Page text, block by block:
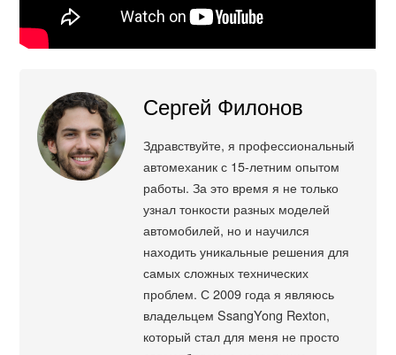
Сергей Филонов
Здравствуйте, я профессиональный
автомеханик с 15-летним опытом
работы. За это время я не только
узнал тонкости разных моделей
автомобилей, но и научился
находить уникальные решения для
самых сложных технических
проблем. С 2009 года я являюсь
владельцем SsangYong Rexton,
который стал для меня не просто